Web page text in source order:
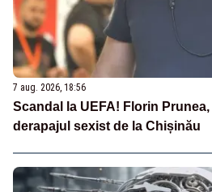
7 aug. 2026, 18:56
Scandal la UEFA! Florin
derapajul sexist de la Chișinău